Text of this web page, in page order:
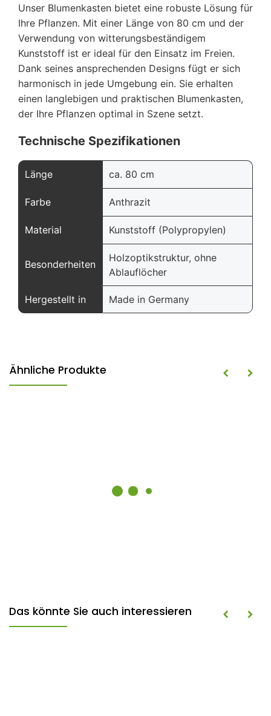
Unser Blumenkasten bietet eine robuste Lösung für
Ihre Pflanzen. Mit einer Länge von 80 cm und der
Verwendung von witterungsbeständigem
Kunststoff ist er ideal für den Einsatz im Freien.
Dank seines ansprechenden Designs fügt er sich
harmonisch in jede Umgebung ein. Sie erhalten
einen langlebigen und praktischen Blumenkasten,
der Ihre Pflanzen optimal in Szene setzt.
Technische Spezifikationen
Länge ca. 80 cm
Farbe Anthrazit
Material Kunststoff (Polypropylen)
Besonderheiten
Holzoptikstruktur, ohne
Ablauflöcher
Hergestellt in Made in Germany
Ähnliche Produkte
Das könnte Sie auch interessieren